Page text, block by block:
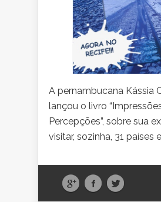
A pernambucana Kássia
lançou o livro
Percepções”, sobre sua
visitar, sozinha, 31 países